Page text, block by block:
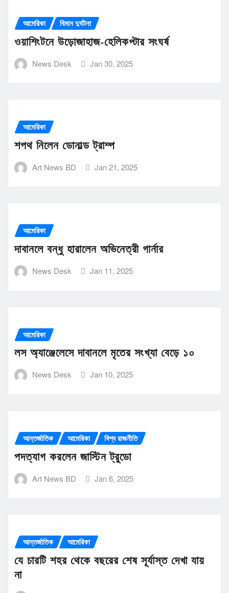
আমেরিকা বিমান দুর্ঘটনা
ওয়াশিংটনে উড়োজাহাজ-হেলিকপ্টার সংঘর্ষ
News Desk Jan 30, 2025
আমেরিকা
শপথ নিলেন ডোনাল্ড ট্রাম্প
Art News BD Jan 21, 2025
আমেরিকা
দাবানলে বন্ধু হারালেন অভিনেত্রী গার্নার
News Desk Jan 11, 2025
আমেরিকা
লস অ্যাঞ্জেলেসে দাবানলে মৃতের সংখ্যা বেড়ে ১০
News Desk Jan 10, 2025
আন্তর্জাতিক আমেরিকা বিশ্ব রাজনীতি
পদত্যাগ করলেন জাস্টিন ট্র‍ুডো
Art News BD Jan 6, 2025
আন্তর্জাতিক আমেরিকা
যে চারটি শহর থেকে বছরের শেষ সূর্যাস্ত দেখা যায়
না